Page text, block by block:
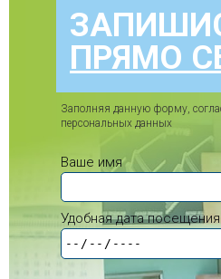
ПРЯМО
Заполняя данную форму,
персональных данных
Ваше имя
Удобная дата посещения